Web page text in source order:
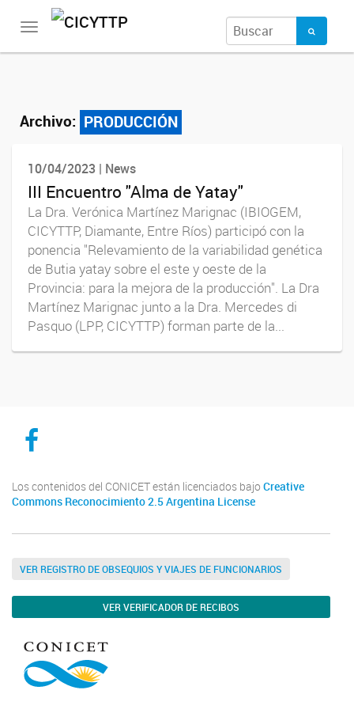
Toggle
Archivo: PRODUCCIÓN
10/04/2023 | News
III Encuentro "Alma de Yatay"
La Dra. Verónica Martínez Marignac (IBIOGEM,
CICYTTP, Diamante, Entre Ríos) participó con la
ponencia "Relevamiento de la variabilidad genética
de Butia yatay sobre el este y oeste de la
Provincia: para la mejora de la producción". La Dra
Martínez Marignac junto a la Dra. Mercedes di
Pasquo (LPP, CICYTTP) forman parte de la...
CICYTTP en Facebook
Los contenidos del CONICET están licenciados bajo Creative
Commons Reconocimiento 2.5 Argentina License
VER REGISTRO DE OBSEQUIOS Y VIAJES DE FUNCIONARIOS
VER VERIFICADOR DE RECIBOS